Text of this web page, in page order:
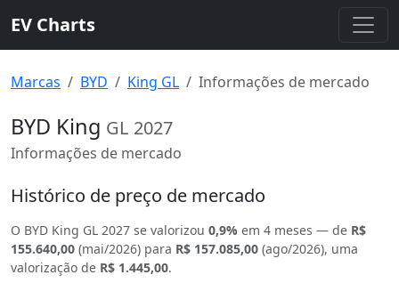
EV Charts
Marcas BYD King GL Informações de mercado
BYD King GL 2027
Informações de mercado
Histórico de preço de mercado
O BYD King GL 2027 se valorizou 0,9% em 4 meses — de R$
155.640,00 (mai/2026) para R$ 157.085,00 (ago/2026), uma
valorização de R$ 1.445,00.